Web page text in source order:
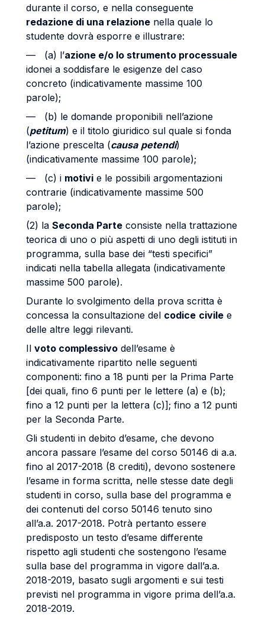
durante il corso, e nella conseguente
redazione di una relazione nella quale lo
studente dovrà esporre e illustrare:
— (a) l’azione e/o lo strumento processuale
idonei a soddisfare le esigenze del caso
concreto (indicativamente massime 100
parole);
— (b) le domande proponibili nell’azione
(petitum) e il titolo giuridico sul quale si fonda
l’azione prescelta (causa petendi)
(indicativamente massime 100 parole);
— (c) i motivi e le possibili argomentazioni
contrarie (indicativamente massime 500
parole);
(2) la Seconda Parte consiste nella trattazione
teorica di uno o più aspetti di uno degli istituti in
programma, sulla base dei “testi specifici”
indicati nella tabella allegata (indicativamente
massime 500 parole).
Durante lo svolgimento della prova scritta è
concessa la consultazione del codice civile e
delle altre leggi rilevanti.
Il voto complessivo dell’esame è
indicativamente ripartito nelle seguenti
componenti: fino a 18 punti per la Prima Parte
[dei quali, fino 6 punti per le lettere (a) e (b);
fino a 12 punti per la lettera (c)]; fino a 12 punti
per la Seconda Parte.
Gli studenti in debito d’esame, che devono
ancora passare l’esame del corso 50146 di a.a.
fino al 2017-2018 (8 crediti), devono sostenere
l’esame in forma scritta, nelle stesse date degli
studenti in corso, sulla base del programma e
dei contenuti del corso 50146 tenuto sino
all’a.a. 2017-2018. Potrà pertanto essere
predisposto un testo d’esame differente
rispetto agli studenti che sostengono l’esame
sulla base del programma in vigore dall’a.a.
2018-2019, basato sugli argomenti e sui testi
previsti nel programma in vigore prima dell’a.a.
2018-2019.